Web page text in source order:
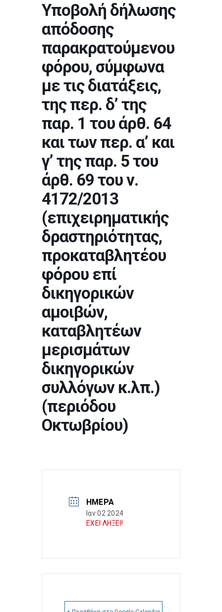
Υποβολή δήλωσης
απόδοσης
παρακρατούμενου
φόρου, σύμφωνα
με τις διατάξεις,
της περ. δ’ της
παρ. 1 του άρθ. 64
και των περ. α’ και
γ’ της παρ. 5 του
άρθ. 69 του ν.
4172/2013
(επιχειρηματικής
δραστηριότητας,
προκαταβλητέου
φόρου επί
δικηγορικών
αμοιβών,
καταβλητέων
μερισμάτων
δικηγορικών
συλλόγων κ.λπ.)
(περιόδου
Οκτωβρίου)
ΗΜΈΡΑ
Ιαν 02 2024
ΕΧΕΙ ΛΗΞΕΙ!